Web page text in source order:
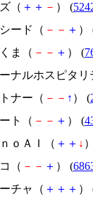
（ ＋ ＋ － ） (
ード（ － － ＋ ）
ま（ － － ＋ ） (
ナルホスピタリ
ナー（ － － ↑ ） (
ト（ － － ＋ ） (
ｏＡＩ（ ＋ ＋ ↓
（ － － ＋ ） (
チャ（ ＋ ＋ ＋ ）